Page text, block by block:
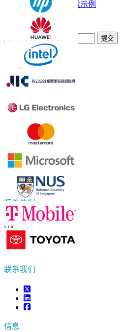
下载示例
订阅新闻通讯
提交
信任在线
联系我们
US+1 833 909 2966 ( Toll Free )
UK
APAC
+91 744 740 1245
sales@fortunebusinessinsights.com
联系我们
信息